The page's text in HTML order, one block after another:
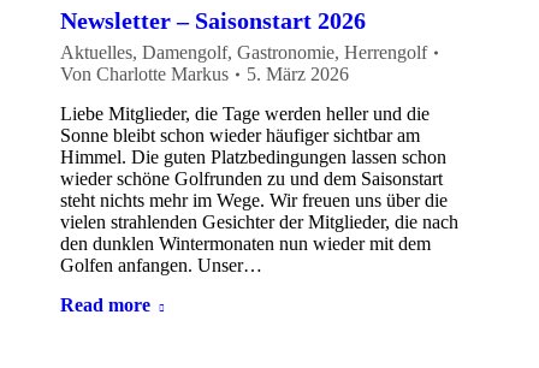
Newsletter – Saisonstart 2026
Aktuelles, Damengolf, Gastronomie, Herrengolf
Von Charlotte Markus
5. März 2026
Liebe Mitglieder, die Tage werden heller und die
Sonne bleibt schon wieder häufiger sichtbar am
Himmel. Die guten Platzbedingungen lassen schon
wieder schöne Golfrunden zu und dem Saisonstart
steht nichts mehr im Wege. Wir freuen uns über die
vielen strahlenden Gesichter der Mitglieder, die nach
den dunklen Wintermonaten nun wieder mit dem
Golfen anfangen. Unser…
Read more